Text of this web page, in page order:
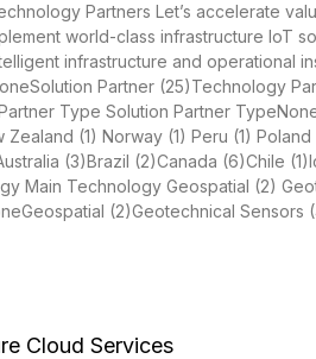
Partners Let’s accelerate
world-class infrastructure IoT
infrastructure and operational
Partner (25)Technology
Type Solution Partner
Zealand (1) Norway (1) Peru (1)
(3)Brazil (2)Canada (6)Chile
Main Technology Geospatial (2)
(2)Geotechnical Sensors
Cloud Services